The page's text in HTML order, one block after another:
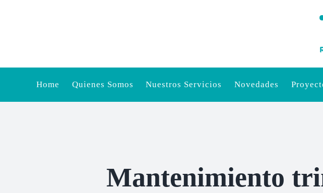
Home Quienes Somos Nuestros Servicios Novedades
Mantenimiento